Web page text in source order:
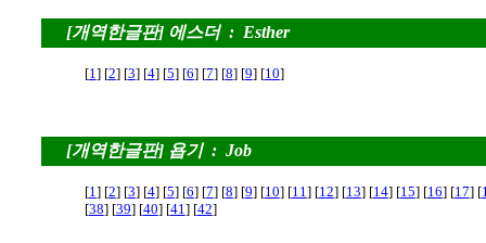
[개역한글판] 에스더 : Esther
[1] [2] [3] [4] [5] [6] [7] [8] [9] [10]
[개역한글판] 욥기 : Job
[1] [2] [3] [4] [5] [6] [7] [8] [9] [10] [11] [12] [13] [14] [15] [16] [17] [
[38] [39] [40] [41] [42]